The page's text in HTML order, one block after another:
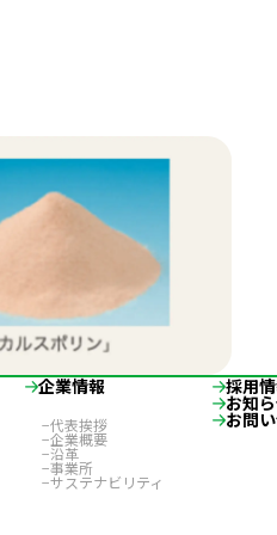
企業情報
代表挨拶
企業概要
沿革
事業所
サステナビリティ
採用
お知
お問